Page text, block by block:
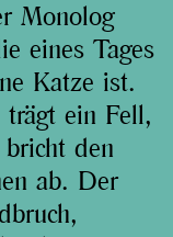
Monolog
eines Tages
Katze ist.
trägt ein Fell,
den
ab. Der